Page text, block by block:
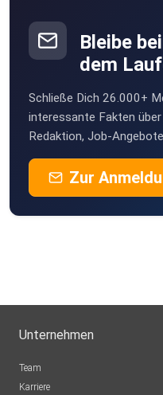
Bleibe
dem
Schließe Dich 26.000+
interessante Fakten
Redaktion, Job-
Zur
Unternehmen
Team
Karriere